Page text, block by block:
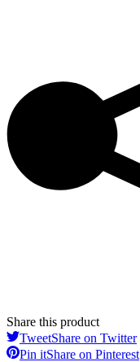
Share this product
TweetShare on Twitter
Pin itShare on Pinterest